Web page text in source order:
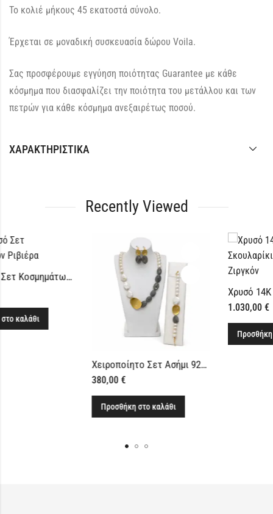
Το κολιέ μήκους 45 εκατοστά σύνολο.
Έρχεται σε μοναδική συσκευασία δώρου Voila.
Σας προσφέρουμε εγγύηση ποιότητας Guarantee με κάθε
κόσμημα που διασφαλίζει την ποιότητα του μετάλλου και των
πετρών για κάθε κόσμημα ανεξαιρέτως ποσού.
ΧΑΡΑΚΤΗΡΙΣΤΙΚΆ
Recently Viewed
Προσθήκη στο καλάθι
Προσθήκη στο καλάθι